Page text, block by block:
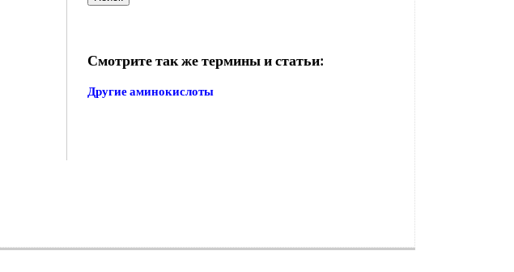
Смотрите так же термины и статьи:
Другие аминокислоты